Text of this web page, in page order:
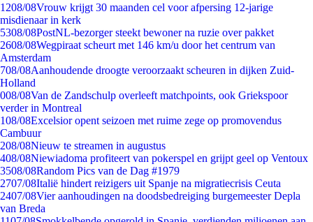
1208/08Vrouw krijgt 30 maanden cel voor afpersing 12-jarige
misdienaar in kerk
5308/08PostNL-bezorger steekt bewoner na ruzie over pakket
2608/08Wegpiraat scheurt met 146 km/u door het centrum van
Amsterdam
708/08Aanhoudende droogte veroorzaakt scheuren in dijken Zuid-
Holland
008/08Van de Zandschulp overleeft matchpoints, ook Griekspoor
verder in Montreal
108/08Excelsior opent seizoen met ruime zege op promovendus
Cambuur
208/08Nieuw te streamen in augustus
408/08Niewiadoma profiteert van pokerspel en grijpt geel op Ventoux
3508/08Random Pics van de Dag #1979
2707/08Italië hindert reizigers uit Spanje na migratiecrisis Ceuta
2407/08Vier aanhoudingen na doodsbedreiging burgemeester Depla
van Breda